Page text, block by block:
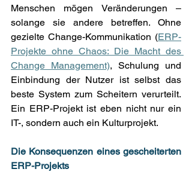
Menschen mögen Veränderungen –
solange sie andere betreffen. Ohne
gezielte Change-Kommunikation (ERP-
Projekte ohne Chaos: Die Macht des
Change Management), Schulung und
Einbindung der Nutzer ist selbst das
beste System zum Scheitern verurteilt.
Ein ERP-Projekt ist eben nicht nur ein
IT-, sondern auch ein Kulturprojekt.
Die Konsequenzen eines gescheiterten
ERP-Projekts